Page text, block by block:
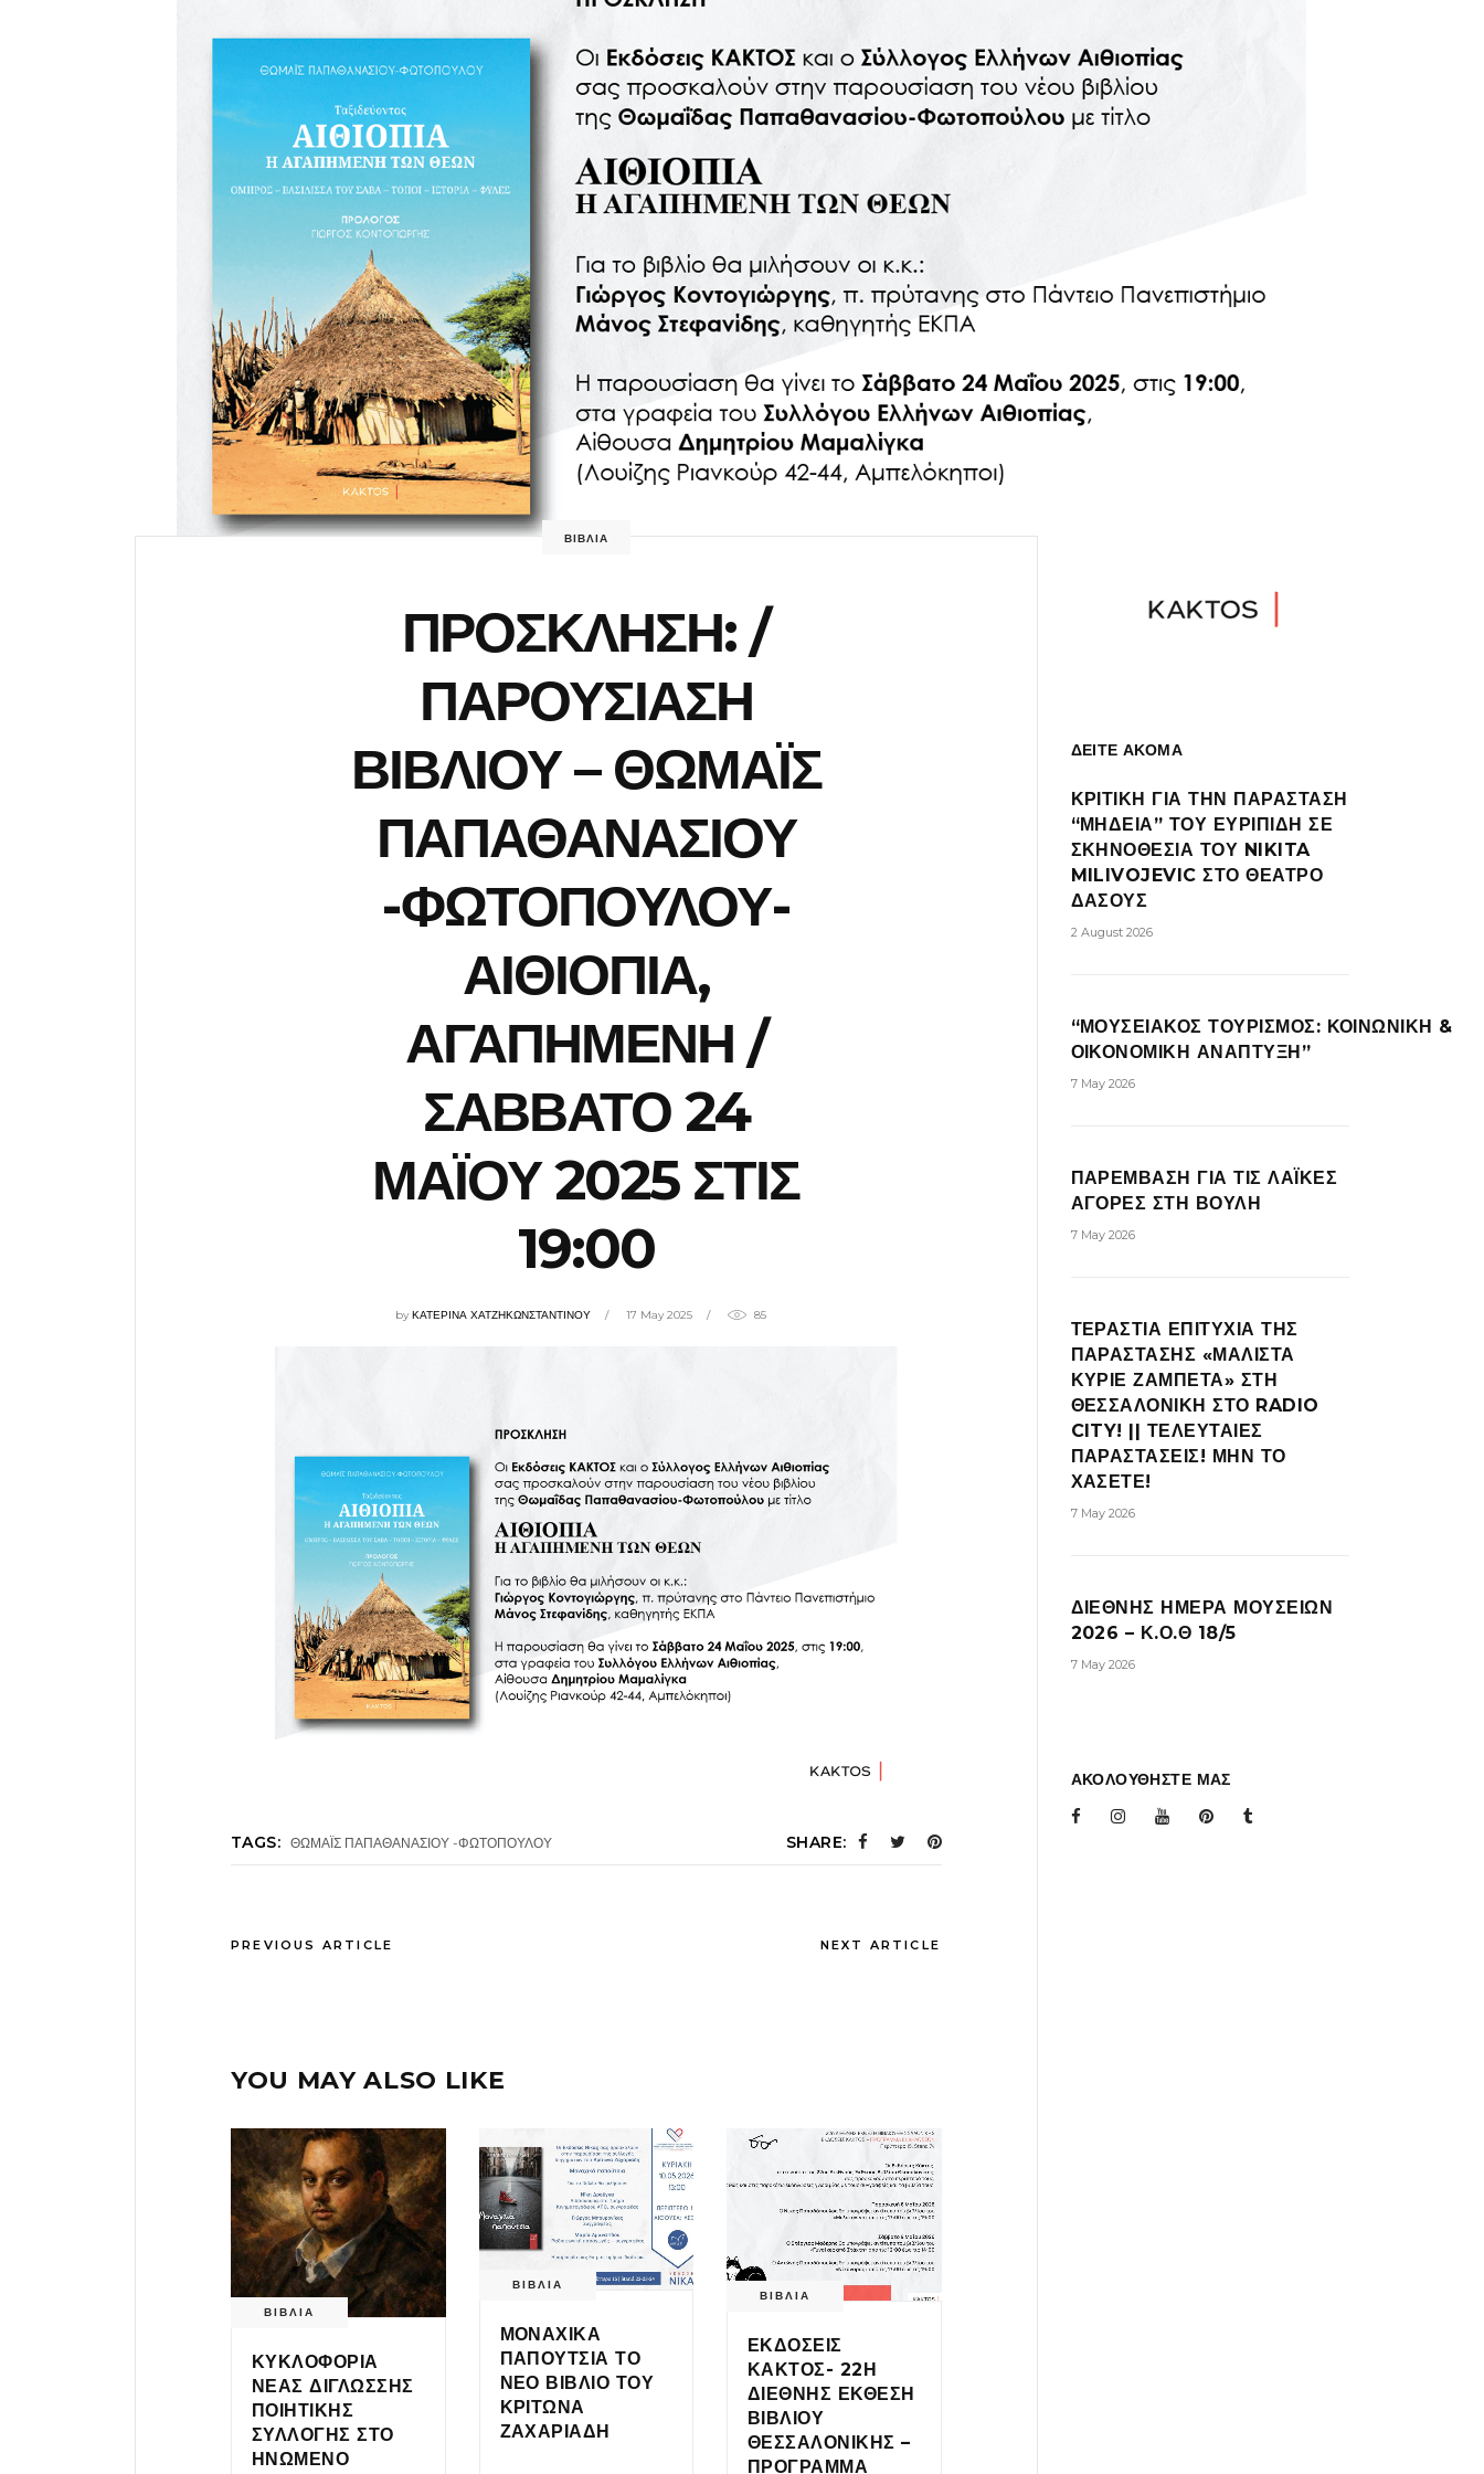
ΒΙΒΛΙΑ
ΠΡΟΣΚΛΗΣΗ: /
ΠΑΡΟΥΣΙΑΣΗ
ΒΙΒΛΙΟΥ – ΘΩΜΑΪΣ
ΠΑΠΑΘΑΝΑΣΙΟΥ
-ΦΩΤΟΠΟΥΛΟΥ-
ΑΙΘΙΟΠΙΑ,
ΑΓΑΠΗΜΕΝΗ /
ΣΑΒΒΑΤΟ 24
ΜΑΪΟΥ 2025 ΣΤΙΣ
19:00
byΚΑΤΕΡΙΝΑ ΧΑΤΖΗΚΩΝΣΤΑΝΤΙΝΟΥ 17 May 2025 85
TAGS: ΘΩΜΑΪΣ ΠΑΠΑΘΑΝΑΣΙΟΥ -ΦΩΤΟΠΟΥΛΟΥ SHARE:
PREVIOUS ARTICLE NEXT ARTICLE
YOU MAY ALSO LIKE
ΒΙΒΛΙΑ
ΚΥΚΛΟΦΟΡΙΑ
ΝΕΑΣ ΔΙΓΛΩΣΣΗΣ
ΠΟΙΗΤΙΚΗΣ
ΣΥΛΛΟΓΗΣ ΣΤΟ
ΗΝΩΜΕΝΟ
ΒΙΒΛΙΑ
ΜΟΝΑΧΙΚΑ
ΠΑΠΟΥΤΣΙΑ ΤΟ
ΝΕΟ ΒΙΒΛΙΟ ΤΟΥ
ΚΡΙΤΩΝΑ
ΖΑΧΑΡΙΑΔΗ
ΒΙΒΛΙΑ
ΕΚΔΟΣΕΙΣ
ΚΑΚΤΟΣ- 22Η
ΔΙΕΘΝΗΣ ΕΚΘΕΣΗ
ΒΙΒΛΙΟΥ
ΘΕΣΣΑΛΟΝΙΚΗΣ –
ΠΡΟΓΡΑΜΜΑ
ΔΕΙΤΕ ΑΚΟΜΑ
ΚΡΙΤΙΚΗ ΓΙΑ ΤΗΝ ΠΑΡΑΣΤΑΣΗ
“ΜΗΔΕΙΑ” ΤΟΥ ΕΥΡΙΠΙΔΗ ΣΕ
ΣΚΗΝΟΘΕΣΙΑ ΤΟΥ NIKITA
MILIVOJEVIC ΣΤΟ ΘΕΑΤΡΟ
ΔΑΣΟΥΣ
2 August 2026
“ΜΟΥΣΕΙΑΚΟΣ ΤΟΥΡΙΣΜΟΣ: ΚΟΙΝΩΝΙΚΗ &
ΟΙΚΟΝΟΜΙΚΗ ΑΝΑΠΤΥΞΗ”
7 May 2026
ΠΑΡΕΜΒΑΣΗ ΓΙΑ ΤΙΣ ΛΑΪΚΕΣ
ΑΓΟΡΕΣ ΣΤΗ ΒΟΥΛΗ
7 May 2026
ΤΕΡΑΣΤΙΑ ΕΠΙΤΥΧΙΑ ΤΗΣ
ΠΑΡΑΣΤΑΣΗΣ «ΜΑΛΙΣΤΑ
ΚΥΡΙΕ ΖΑΜΠΕΤΑ» ΣΤΗ
ΘΕΣΣΑΛΟΝΙΚΗ ΣΤΟ RADIO
CITY! || ΤΕΛΕΥΤΑΙΕΣ
ΠΑΡΑΣΤΑΣΕΙΣ! ΜΗΝ ΤΟ
ΧΑΣΕΤΕ!
7 May 2026
ΔΙΕΘΝΗΣ ΗΜΕΡΑ ΜΟΥΣΕΙΩΝ
2026 – Κ.Ο.Θ 18/5
7 May 2026
ΑΚΟΛΟΥΘΗΣΤΕ ΜΑΣ